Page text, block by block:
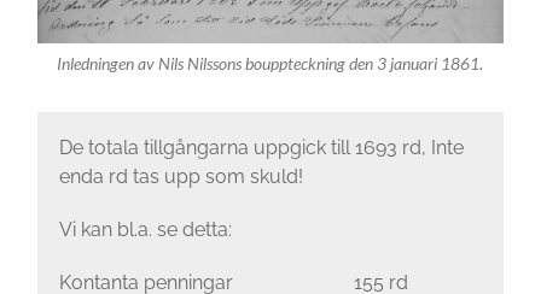
Inledningen av Nils Nilssons bouppteckning den 3 januari 1861.
De totala tillgångarna uppgick till 1693 rd, Inte
enda rd tas upp som skuld!
Vi kan bl.a. se detta:
Kontanta penningar 155 rd